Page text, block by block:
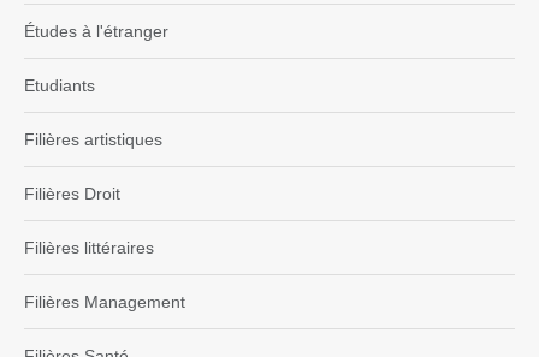
Études à l'étranger
Etudiants
Filières artistiques
Filières Droit
Filières littéraires
Filières Management